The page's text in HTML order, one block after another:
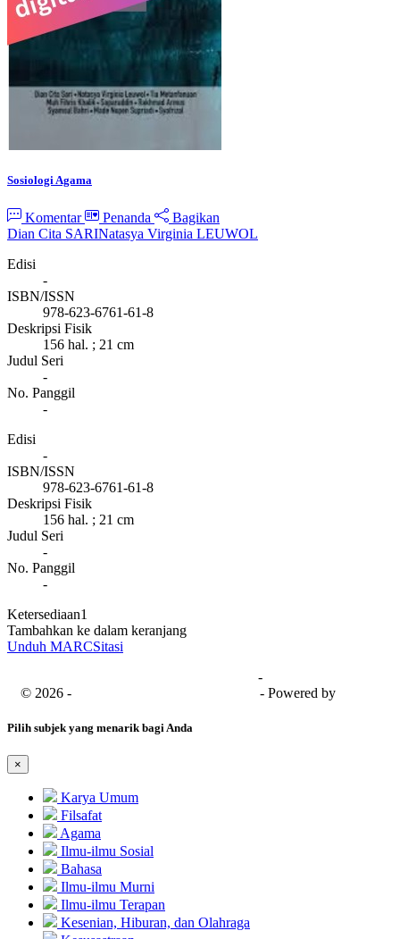
Sosiologi Agama
Komentar Penanda
Bagikan
Dian Cita SARINatasya Virginia LEUWOL
Edisi
-
ISBN/ISSN
978-623-6761-61-8
Deskripsi Fisik
156 hal. ; 21 cm
Judul Seri
-
No. Panggil
-
Edisi
-
ISBN/ISSN
978-623-6761-61-8
Deskripsi Fisik
156 hal. ; 21 cm
Judul Seri
-
No. Panggil
-
Ketersediaan1
Tambahkan ke dalam keranjang
Unduh MARCSitasi
-
© 2026 -
- Powered by
Pilih subjek yang menarik bagi Anda
×
Karya Umum
Filsafat
Agama
Ilmu-ilmu Sosial
Bahasa
Ilmu-ilmu Murni
Ilmu-ilmu Terapan
Kesenian, Hiburan, dan Olahraga